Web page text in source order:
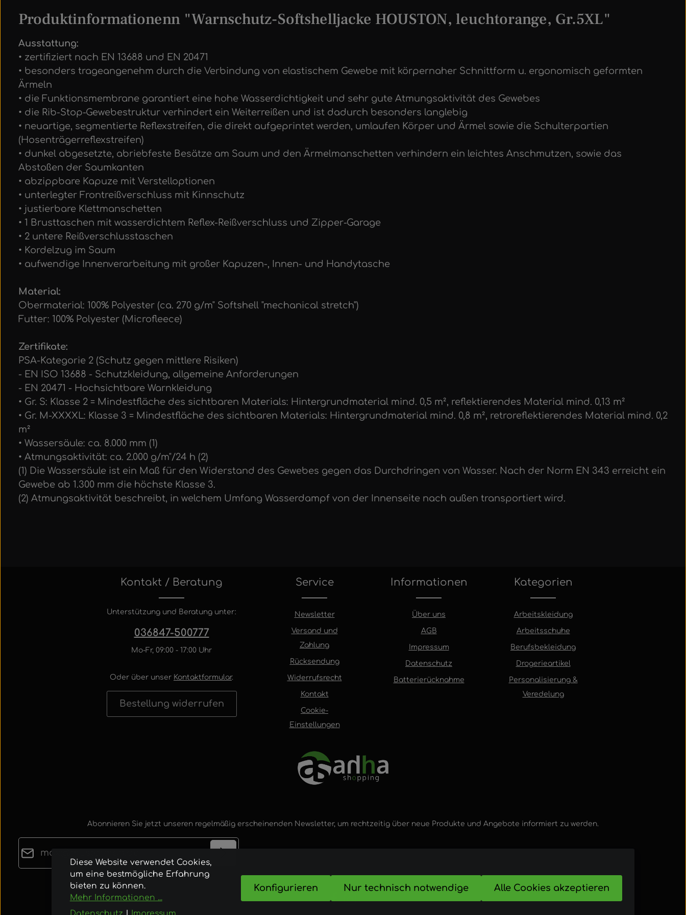
Produktinformationenn "Warnschutz-Softshelljacke HOUSTON, leuchtorange, Gr.5XL"
Ausstattung:
• zertifiziert nach EN 13688 und EN 20471
• besonders trageangenehm durch die Verbindung von elastischem Gewebe mit körpernaher Schnittform u. ergonomisch geformten
Ärmeln
• die Funktionsmembrane garantiert eine hohe Wasserdichtigkeit und sehr gute Atmungsaktivität des Gewebes
• die Rib-Stop-Gewebestruktur verhindert ein Weiterreißen und ist dadurch besonders langlebig
• neuartige, segmentierte Reflexstreifen, die direkt aufgeprintet werden, umlaufen Körper und Ärmel sowie die Schulterpartien
(Hosenträgerreflexstreifen)
• dunkel abgesetzte, abriebfeste Besätze am Saum und den Ärmelmanschetten verhindern ein leichtes Anschmutzen, sowie das
Abstoßen der Saumkanten
• abzippbare Kapuze mit Verstelloptionen
• unterlegter Frontreißverschluss mit Kinnschutz
• justierbare Klettmanschetten
• 1 Brusttaschen mit wasserdichtem Reflex-Reißverschluss und Zipper-Garage
• 2 untere Reißverschlusstaschen
• Kordelzug im Saum
• aufwendige Innenverarbeitung mit großer Kapuzen-, Innen- und Handytasche
Material:
Obermaterial: 100% Polyester (ca. 270 g/m" Softshell "mechanical stretch")
Futter: 100% Polyester (Microfleece)
Zertifikate:
PSA-Kategorie 2 (Schutz gegen mittlere Risiken)
- EN ISO 13688 - Schutzkleidung, allgemeine Anforderungen
- EN 20471 - Hochsichtbare Warnkleidung
• Gr. S: Klasse 2 = Mindestfläche des sichtbaren Materials: Hintergrundmaterial mind. 0,5 m², reflektierendes Material mind. 0,13 m²
• Gr. M-XXXXL: Klasse 3 = Mindestfläche des sichtbaren Materials: Hintergrundmaterial mind. 0,8 m², retroreflektierendes Material mind. 0,2
m²
• Wassersäule: ca. 8.000 mm (1)
• Atmungsaktivität: ca. 2.000 g/m"/24 h (2)
(1) Die Wassersäule ist ein Maß für den Widerstand des Gewebes gegen das Durchdringen von Wasser. Nach der Norm EN 343 erreicht ein
Gewebe ab 1.300 mm die höchste Klasse 3.
(2) Atmungsaktivität beschreibt, in welchem Umfang Wasserdampf von der Innenseite nach außen transportiert wird.
Kontakt / Beratung
Unterstützung und Beratung unter:
036847-500777
Mo-Fr, 09:00 - 17:00 Uhr
Oder über unser Kontaktformular.
Bestellung widerrufen
Service
Newsletter
Versand und
Zahlung
Rücksendung
Widerrufsrecht
Kontakt
Cookie-
Einstellungen
Informationen
Über uns
AGB
Impressum
Datenschutz
Batterierücknahme
Kategorien
Arbeitskleidung
Arbeitsschuhe
Berufsbekleidung
Drogerieartikel
Personalisierung &
Veredelung
Abonnieren Sie jetzt unseren regelmäßig erscheinenden Newsletter, um rechtzeitig über neue Produkte und Angebote informiert zu werden.
Datenschutz
Ich habe dieDatenschutzbestimmungen
Kenntnis genommen und dieAGBgelesen und
Die mit einem Stern (*) markierten Felder sind
Pflichtfelder.
Diese Website verwendet Cookies,
um eine bestmögliche Erfahrung
bieten zu können.
Mehr Informationen ...
Nur technisch notwendige
Konfigurieren Alle Cookies akzeptieren